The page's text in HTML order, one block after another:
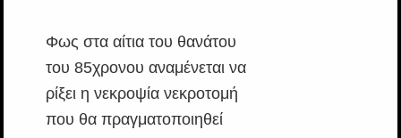
Φως στα αίτια του θανάτου
του 85χρονου αναμένεται να
ρίξει η νεκροψία νεκροτομή
που θα πραγματοποιηθεί